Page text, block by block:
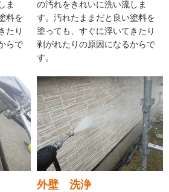
ま
料を
たり
らで
の汚れをきれいに洗い流しま
す。汚れたままだと良い塗料を
塗っても、すぐに浮いてきたり
剥がれたりの原因になるからで
す。
外壁 洗浄